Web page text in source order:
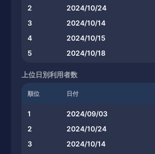
2
2024/10/24
3
2024/10/14
4
2024/10/15
5
2024/10/18
上位日別利用者数
順位 日付
1 2024/09/03
2
2024/10/24
3
2024/10/14